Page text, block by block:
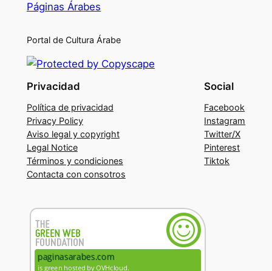
Páginas Árabes
Portal de Cultura Árabe
Privacidad
Política de privacidad
Privacy Policy
Aviso legal y copyright
Legal Notice
Términos y condiciones
Contacta con consotros
Social
Facebook
Instagram
Twitter/X
Pinterest
Tiktok